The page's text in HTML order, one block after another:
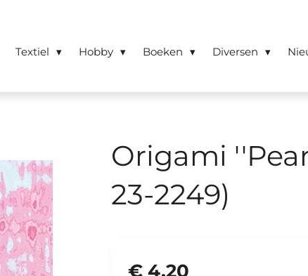
Textiel Hobby Boeken Diversen
Origami
23-2249)
€ 4,20